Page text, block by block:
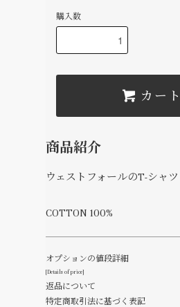
購入数
カー
商品紹介
ウェストフォールのT-シャツ
COTTON 100%
オプションの値段詳細
[Details of price]
返品について
特定商取引法に基づく表記